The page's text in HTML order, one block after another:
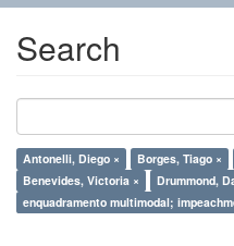
Search
Antonelli, Diego × Borges, Tiago ×
Benevides, Victoria ×
Drummond,
enquadramento multimodal;